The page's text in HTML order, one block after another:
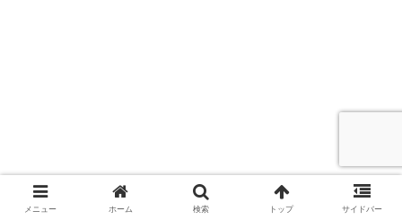
メニュー ホーム 検索 トップ サイドバー